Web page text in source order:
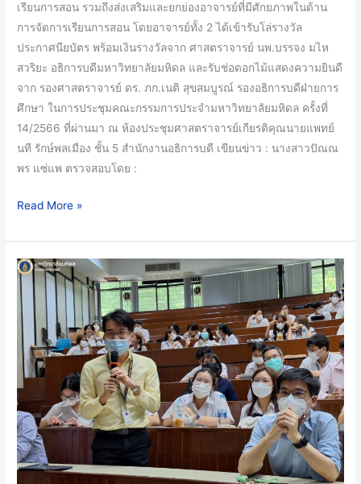
เรียนการสอน รวมถึงส่งเสริมและยกย่องอาจารย์ที่มีศักยภาพในด้าน
การจัดการเรียนการสอน โดยอาจารย์ทั้ง 2 ได้เข้ารับโล่รางวัล
ประกาศนียบัตร พร้อมเงินรางวัลจาก ศาสตราจารย์ นพ.บรรจง มไห
สวริยะ อธิการบดีมหาวิทยาลัยมหิดล และรับช่อดอกไม้แสดงความยินดี
จาก รองศาสตราจารย์ ดร. ภก.เนติ สุขสมบูรณ์ รองอธิการบดีฝ่ายการ
ศึกษา ในการประชุมคณะกรรมการประจำมหาวิทยาลัยมหิดล ครั้งที่
14/2566 ที่ผ่านมา ณ ห้องประชุมศาสตราจารย์เกียรติคุณนายแพทย์
นที รักษ์พลเมือง ชั้น 5 สำนักงานอธิการบดี เขียนข่าว : นางสาวปัณณ
พร แซ่แพ ตรวจสอบโดย :
Read More »
คณะ
วิทย์
เปิด
ตัว
อาจารย์
ที่
ปรึกษา
นักศึกษา
แพทย์
PI
ชั้น